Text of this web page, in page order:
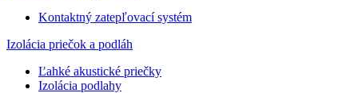
Kontaktný zatepľovací systém
Izolácia priečok a podláh
Ľahké akustické priečky
Izolácia podlahy